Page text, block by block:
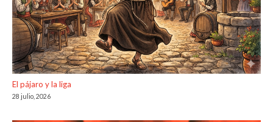
El pájaro y la liga
28 julio, 2026